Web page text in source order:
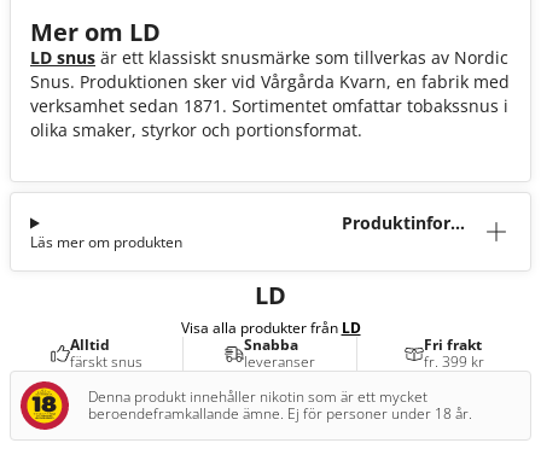
Mer om LD
LD snus är ett klassiskt snusmärke som tillverkas av Nordic
Snus. Produktionen sker vid Vårgårda Kvarn, en fabrik med
verksamhet sedan 1871. Sortimentet omfattar tobakssnus i
olika smaker, styrkor och portionsformat.
Produktinforma
Läs mer om produkten
LD
Visa alla produkter från LD
Alltid
färskt snus
Snabba
leveranser
Fri frakt
fr. 399 kr
Denna produkt innehåller nikotin som är ett mycket
beroendeframkallande ämne. Ej för personer under 18 år.